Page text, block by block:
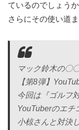
ているのでしょう
さらにその使い道
マック鈴木の〇
【第8弾】
今回は『ゴルフ
YouTuberのエチ
小椋さんと対決